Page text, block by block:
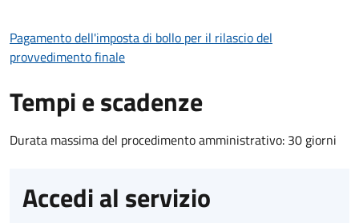
Pagamento dell'imposta di bollo per il rilascio del
provvedimento finale
Tempi e scadenze
Durata massima del procedimento amministrativo: 30 giorni
Accedi al servizio